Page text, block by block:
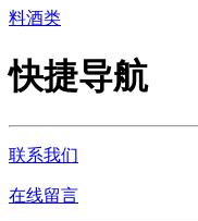
料酒类
快捷导航
联系我们
在线留言